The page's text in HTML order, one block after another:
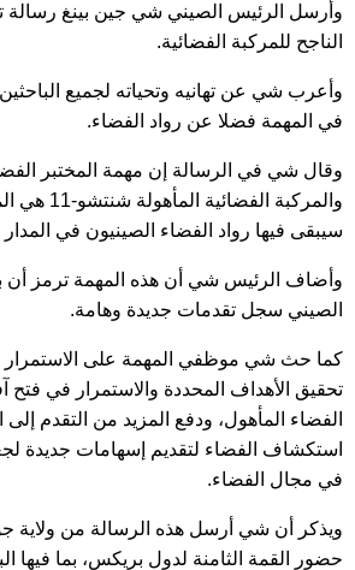
وأرسل الرئيس الصيني شي جين بينغ رسالة
الناجح للمركبة الفضائية.
وأعرب شي عن تهانيه وتحياته لجميع
في المهمة فضلا عن رواد الفضاء.
والمركبة
سيبقى فيها رواد الفضاء الصينيون في
وأضاف الرئيس شي أن هذه المهمة ترمز أن
الصيني سجل تقدمات جديدة وهامة.
كما حث شي موظفي المهمة على
تحقيق الأهداف المحددة والاستمرار في فتح
الفضاء المأهول، ودفع المزيد من التقدم
استكشاف الفضاء لتقديم إسهامات جديدة
في مجال الفضاء.
ويذكر أن شي أرسل هذه الرسالة من ولاية
حضور القمة الثامنة لدول بريكس، بما فيها